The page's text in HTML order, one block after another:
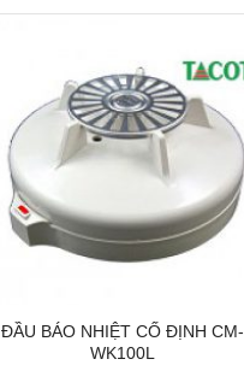
ĐẦU BÁO NHIỆT CỐ ĐỊNH CM-
WK100L